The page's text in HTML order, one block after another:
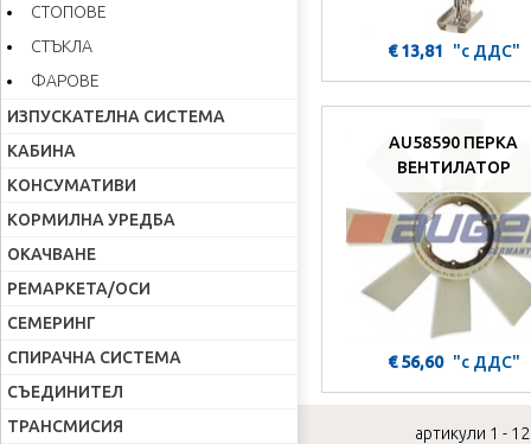
СТОПОВЕ
СТЪКЛА
ФАРОВЕ
ИЗПУСКАТЕЛНА СИСТЕМА
КАБИНА
КОНСУМАТИВИ
КОРМИЛНА УРЕДБА
ОКАЧВАНЕ
РЕМАРКЕТА/ОСИ
СЕМЕРИНГ
СПИРАЧНА СИСТЕМА
СЪЕДИНИТЕЛ
ТРАНСМИСИЯ
€ 13,81 "с ДДС"
AU58590 ПЕРКА
ВЕНТИЛАТОР
€ 56,60 "с ДДС"
артикули 1 -